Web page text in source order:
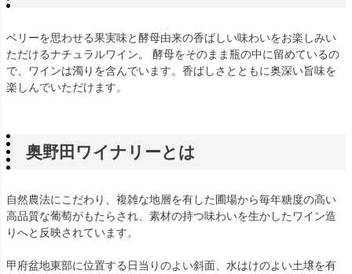
ベリーを思わせる果実味と酵母由来の香ばしい味わいをお楽しみい
ただけるナチュラルワイン。 酵母をそのまま瓶の中に留めているの
で、ワインは濁りを含んでいます。香ばしさとともに奥深い旨味を
楽しんでいただけます。
奥野田ワイナリーとは
自然農法にこだわり、複雑な地層を有した圃場から毎年糖度の高い
高品質な葡萄がもたらされ、素材の持つ味わいを生かしたワイン造
りへと反映されています。
甲府盆地東部に位置する日当りのよい斜面、水はけのよい土壌を有